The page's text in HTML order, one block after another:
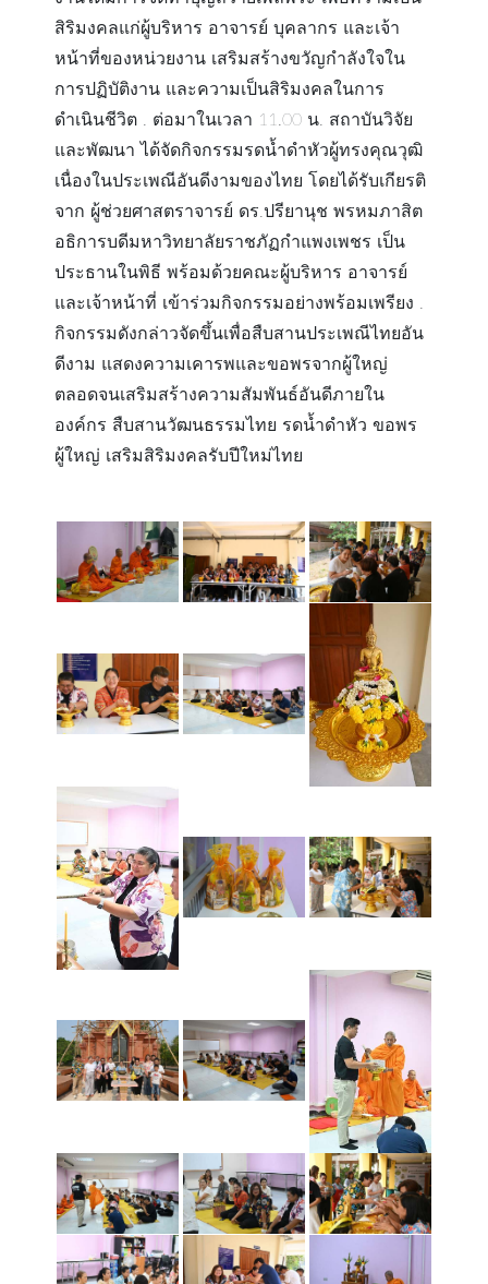
สิริมงคลแก่ผู้บริหาร อาจารย์ บุคลากร และเจ้า
หน้าที่ของหน่วยงาน เสริมสร้างขวัญกำลังใจใน
การปฏิบัติงาน และความเป็นสิริมงคลในการ
ดำเนินชีวิต . ต่อมาในเวลา 11.00 น. สถาบันวิจัย
และพัฒนา ได้จัดกิจกรรมรดน้ำดำหัวผู้ทรงคุณวุฒิ
เนื่องในประเพณีอันดีงามของไทย โดยได้รับเกียรติ
จาก ผู้ช่วยศาสตราจารย์ ดร.ปรียานุช พรหมภาสิต
อธิการบดีมหาวิทยาลัยราชภัฏกำแพงเพชร เป็น
ประธานในพิธี พร้อมด้วยคณะผู้บริหาร อาจารย์
และเจ้าหน้าที่ เข้าร่วมกิจกรรมอย่างพร้อมเพรียง .
กิจกรรมดังกล่าวจัดขึ้นเพื่อสืบสานประเพณีไทยอัน
ดีงาม แสดงความเคารพและขอพรจากผู้ใหญ่
ตลอดจนเสริมสร้างความสัมพันธ์อันดีภายใน
องค์กร สืบสานวัฒนธรรมไทย รดน้ำดำหัว ขอพร
ผู้ใหญ่ เสริมสิริมงคลรับปีใหม่ไทย